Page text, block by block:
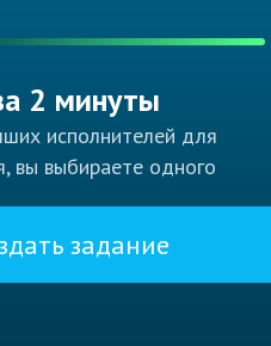
2 минуты
исполнителей для
вы выбираете одного
задание